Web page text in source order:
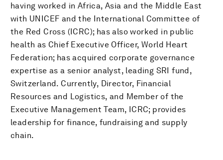
having worked in Africa, Asia and the Middle East
with UNICEF and the International Committee of
the Red Cross (ICRC); has also worked in public
health as Chief Executive Officer, World Heart
Federation; has acquired corporate governance
expertise as a senior analyst, leading SRI fund,
Switzerland. Currently, Director, Financial
Resources and Logistics, and Member of the
Executive Management Team, ICRC; provides
leadership for finance, fundraising and supply
chain.